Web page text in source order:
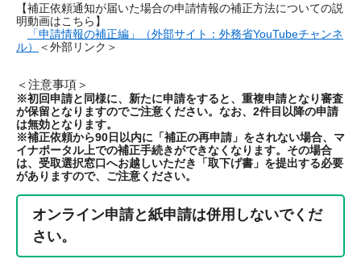
【補正依頼通知が届いた場合の申請情報の補正方法についての説
明動画はこちら】
「申請情報の補正編」（外部サイト：外務省YouTubeチャンネ
ル）
＜外部リンク＞
＜注意事項＞
※初回申請と同様に、新たに申請をすると、重複申請となり審査
が保留となりますのでご注意ください。なお、2件目以降の申請
は無効となります。
※補正依頼から90日以内に「補正の再申請」をされない場合、マ
イナポータル上での補正手続きができなくなります。その場合
は、受取選択窓口へお越しいただき「取下げ書」を提出する必要
がありますので、ご注意ください。
オンライン申請と紙申請は併用しないでくだ
さい。